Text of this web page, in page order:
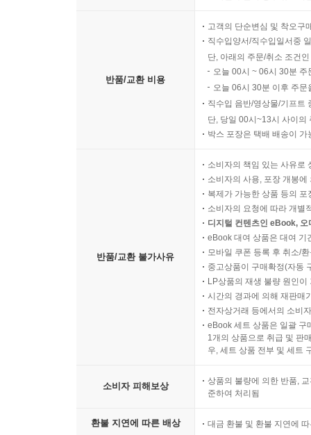
반품/교환 비용
고객의 단순변심 및 착오구
직수입양서/직수입일서중
단, 아래의 주문/취소 조건
오늘 00시 ~ 06시 30분
오늘 06시 30분 이후 주
직수입 음반/영상물/기프트
단, 당일 00시~13시 사이의
박스 포장은 택배 배송이
반품/교환 불가사유
소비자의 책임 있는 사유로
소비자의 사용, 포장 개봉
복제가 가능한 상품 등의
소비자의 요청에 따라 개별
디지털 컨텐츠인 eBook,
eBook 대여 상품은 대여 기
모바일 쿠폰 등록 후 취소/
중고상품이 구매확정(자동
LP상품의 재생 불량 원인
시간의 경과에 의해 재판매
전자상거래 등에서의 소비
eBook 세트 상품은 일괄 구
1개의 상품으로 취급 및 판
우, 세트 상품 전부 및 세트
소비자 피해보상
상품의 불량에 의한 반품,
준하여 처리됨
환불 지연에 따른 배상 대금 환불 및 환불 지연에